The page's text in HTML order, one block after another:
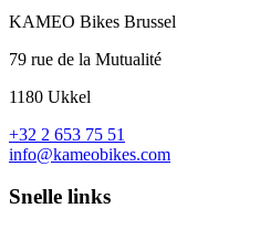
KAMEO Bikes Brussel
79 rue de la Mutualité
1180 Ukkel
+32 2 653 75 51
info@kameobikes.com
Snelle links